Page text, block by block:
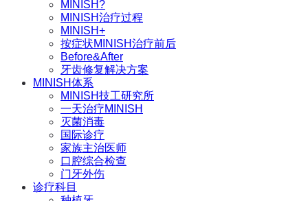
MINISH?
MINISH治疗过程
MINISH+
按症状MINISH治疗前后
Before&After
牙齿修复解决方案
MINISH体系
MINISH技工研究所
一天治疗MINISH
灭菌消毒
国际诊疗
家族主治医师
口腔综合检查
门牙外伤
诊疗科目